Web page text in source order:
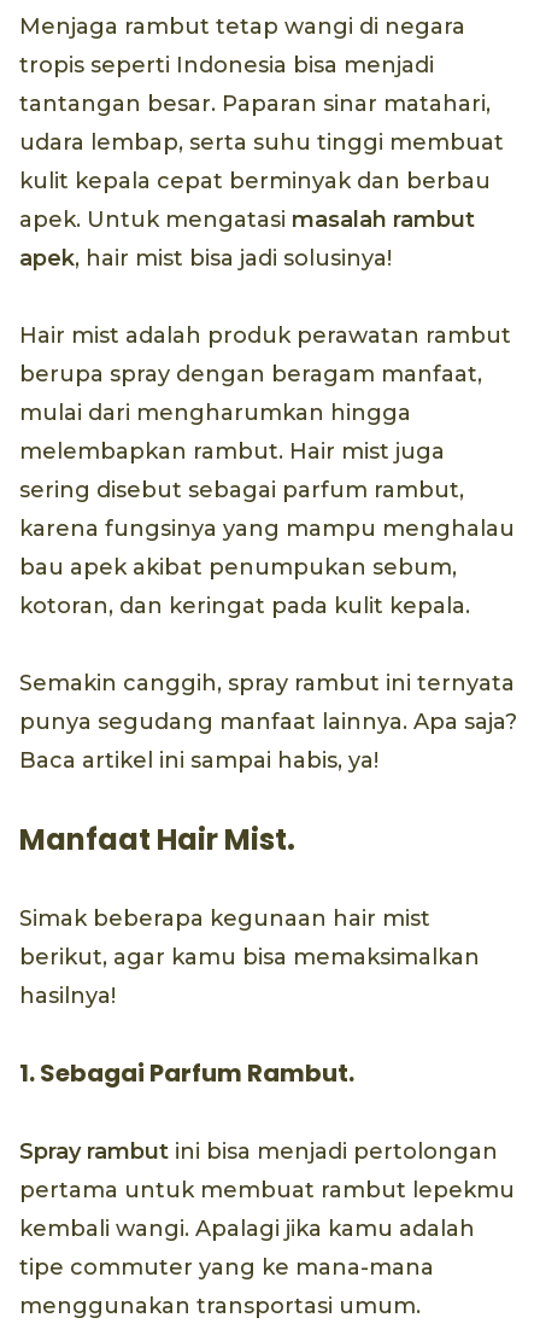
Menjaga rambut tetap wangi di negara
tropis seperti Indonesia bisa menjadi
tantangan besar. Paparan sinar matahari,
udara lembap, serta suhu tinggi membuat
kulit kepala cepat berminyak dan berbau
apek. Untuk mengatasi masalah rambut
apek, hair mist bisa jadi solusinya!
Hair mist adalah produk perawatan rambut
berupa spray dengan beragam manfaat,
mulai dari mengharumkan hingga
melembapkan rambut. Hair mist juga
sering disebut sebagai parfum rambut,
karena fungsinya yang mampu menghalau
bau apek akibat penumpukan sebum,
kotoran, dan keringat pada kulit kepala.
Semakin canggih, spray rambut ini ternyata
punya segudang manfaat lainnya. Apa saja?
Baca artikel ini sampai habis, ya!
Manfaat Hair Mist.
Simak beberapa kegunaan hair mist
berikut, agar kamu bisa memaksimalkan
hasilnya!
1. Sebagai Parfum Rambut.
Spray rambut ini bisa menjadi pertolongan
pertama untuk membuat rambut lepekmu
kembali wangi. Apalagi jika kamu adalah
tipe commuter yang ke mana-mana
menggunakan transportasi umum.